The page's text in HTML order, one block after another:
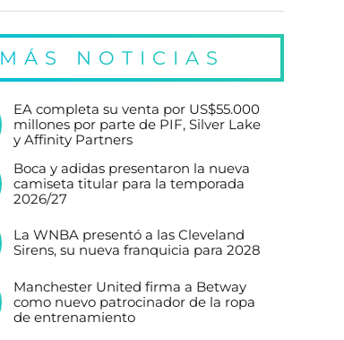
MÁS NOTICIAS
EA completa su venta por US$55.000
millones por parte de PIF, Silver Lake
y Affinity Partners
Boca y adidas presentaron la nueva
camiseta titular para la temporada
2026/27
La WNBA presentó a las Cleveland
Sirens, su nueva franquicia para 2028
Manchester United firma a Betway
como nuevo patrocinador de la ropa
de entrenamiento